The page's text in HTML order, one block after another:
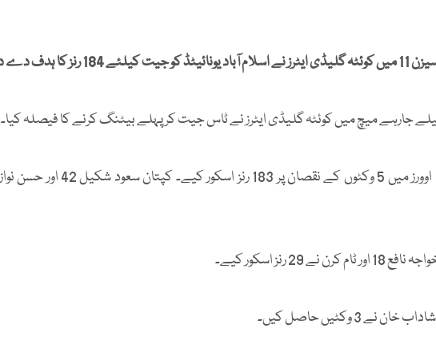
ہدف دے دیا۔
جارہے میچ میں کوئٹہ گلیڈی ایٹرز نے ٹاس جیت کر پہلے بیٹنگ کرنے کا فیصلہ کیا۔
3 وکٹیں حاصل کیں۔